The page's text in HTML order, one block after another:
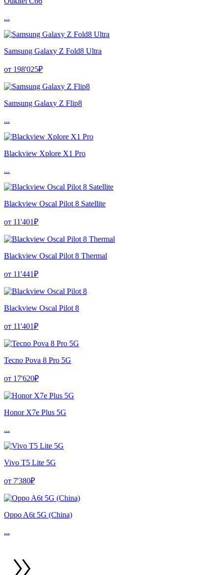
...
Samsung Galaxy Z Fold8 Ultra
от 198'025₽
Samsung Galaxy Z Flip8
...
Blackview Xplore X1 Pro
...
Blackview Oscal Pilot 8 Satellite
от 11'401₽
Blackview Oscal Pilot 8 Thermal
от 11'441₽
Blackview Oscal Pilot 8
от 11'401₽
Tecno Pova 8 Pro 5G
от 17'620₽
Honor X7e Plus 5G
...
Vivo T5 Lite 5G
от 7'380₽
Oppo A6t 5G (China)
...